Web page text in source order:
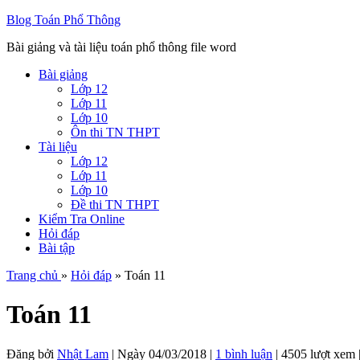
Blog Toán Phổ Thông
Bài giảng và tài liệu toán phổ thông file word
Bài giảng
Lớp 12
Lớp 11
Lớp 10
Ôn thi TN THPT
Tài liệu
Lớp 12
Lớp 11
Lớp 10
Đề thi TN THPT
Kiểm Tra Online
Hỏi đáp
Bài tập
Trang chủ » Hỏi đáp » Toán 11
Toán 11
Đăng bởi Nhật Lam | Ngày 04/03/2018 | 1 bình luận | 4505 lượt xem